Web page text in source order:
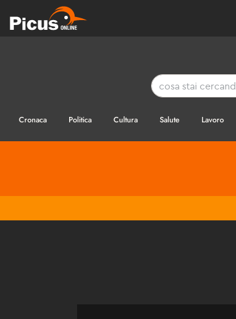
Cronaca Politica Cultura Salute Lavoro